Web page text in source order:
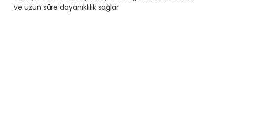
ve uzun süre dayanıklılık sağlar